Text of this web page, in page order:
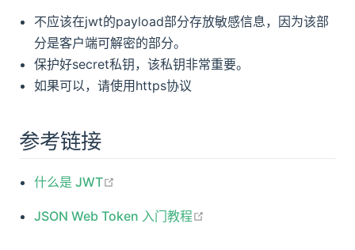
不应该在jwt的payload部分存放敏感信息，因为该部
分是客户端可解密的部分。
保护好secret私钥，该私钥非常重要。
如果可以，请使用https协议
参考链接
什么是 JWT
JSON Web Token 入门教程